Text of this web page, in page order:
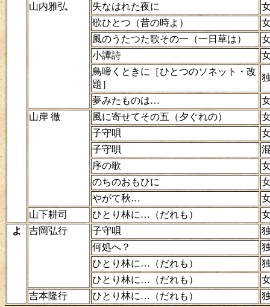
山内雅弘
失なはれた夜に
歌ひとつ（昔の時よ）
風のうたつた歌その一（一日草は）
小譚詩
鳥啼くときに［ひとつのソネット・改
題］
夢みたものは…
山岸 徹
風に寄せてその五（夕ぐれの）
子守唄
子守唄
序の歌
のちのおもひに
やがて秋…
山下耕司
ひとり林に…（だれも）
よ
吉岡弘行 子守唄
何処へ？
ひとり林に…（だれも）
ひとり林に…（だれも）
吉本隆行
ひとり林に…（だれも）